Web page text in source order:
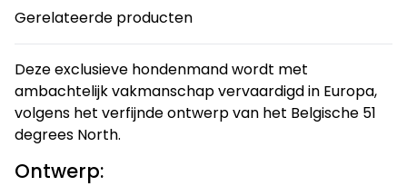
Gerelateerde producten
Deze exclusieve hondenmand wordt met
ambachtelijk vakmanschap vervaardigd in Europa,
volgens het verfijnde ontwerp van het Belgische 51
degrees North.
Ontwerp: